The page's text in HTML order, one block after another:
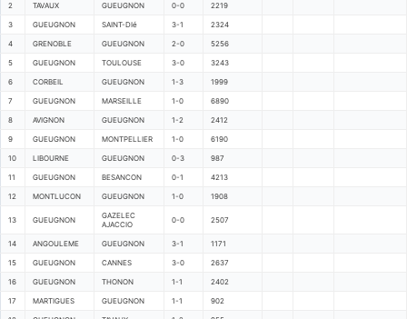
2 TAVAUX GUEUGNON 0-0 2219
3 GUEUGNON SAINT-DIé 3-1 2324
4 GRENOBLE GUEUGNON 2-0 5256
5 GUEUGNON TOULOUSE 3-0 3243
6 CORBEIL GUEUGNON 1-3 1999
7 GUEUGNON MARSEILLE 1-0 6890
8 AVIGNON GUEUGNON 1-2 2412
9 GUEUGNON MONTPELLIER 1-0 6190
10 LIBOURNE GUEUGNON 0-3 987
11 GUEUGNON BESANCON 0-1 4213
12 MONTLUCON GUEUGNON 1-0 1908
13 GUEUGNON
GAZELEC
AJACCIO
0-0 2507
14 ANGOULEME GUEUGNON 3-1 1171
15 GUEUGNON CANNES 3-0 2637
16 GUEUGNON THONON 1-1 2402
17 MARTIGUES GUEUGNON 1-1 902